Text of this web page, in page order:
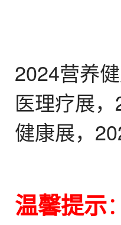
2024营养
医理疗展
健康展，
温馨提示